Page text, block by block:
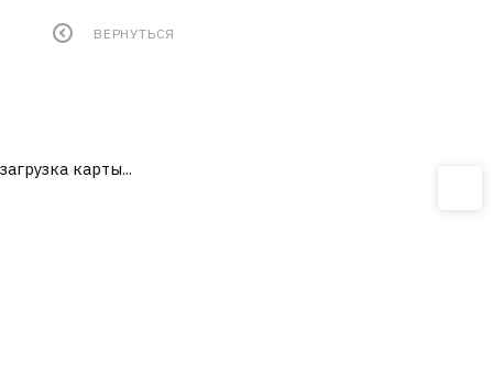
ВЕРНУТЬСЯ
загрузка карты...